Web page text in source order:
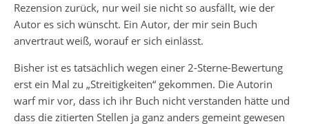
Rezension zurück, nur weil sie nicht so ausfällt, wie der
Autor es sich wünscht. Ein Autor, der mir sein Buch
anvertraut weiß, worauf er sich einlässt.
Bisher ist es tatsächlich wegen einer 2-Sterne-Bewertung
erst ein Mal zu „Streitigkeiten“ gekommen. Die Autorin
warf mir vor, dass ich ihr Buch nicht verstanden hätte und
dass die zitierten Stellen ja ganz anders gemeint gewesen